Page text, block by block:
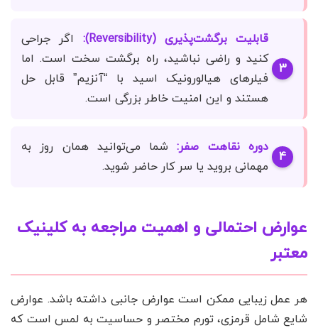
قابلیت برگشت‌پذیری (Reversibility):
اگر جراحی
کنید و راضی نباشید، راه برگشت سخت است. اما
فیلرهای هیالورونیک اسید با “آنزیم” قابل حل
هستند و این امنیت خاطر بزرگی است.
دوره نقاهت صفر:شما می‌توانید همان روز به
مهمانی بروید یا سر کار حاضر شوید.
عوارض احتمالی و اهمیت مراجعه به کلینیک
معتبر
هر عمل زیبایی ممکن است عوارض جانبی داشته باشد. عوارض
شایع شامل قرمزی، تورم مختصر و حساسیت به لمس است که